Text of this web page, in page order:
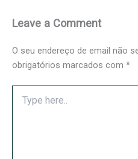
Leave a Comment
O seu endereço de email não
obrigatórios marcados com *
here..